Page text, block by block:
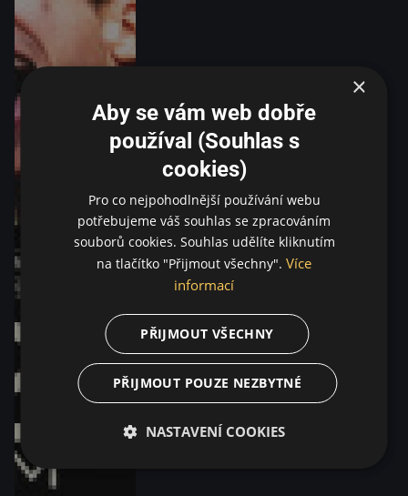
×
Aby se vám web dobře
používal (Souhlas s
cookies)
Pro co nejpohodlnější používání webu
potřebujeme váš souhlas se zpracováním
souborů cookies. Souhlas udělíte kliknutím
na tlačítko "Přijmout všechny". Více
informací
PŘIJMOUT VŠECHNY
PŘIJMOUT POUZE NEZBYTNÉ
NASTAVENÍ COOKIES